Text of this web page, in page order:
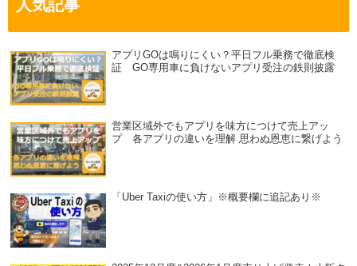
人気記事
アプリGOは鳴りにくい？平日フル乗務で徹底検
証 GO専用車に負けないアプリ受注の鉄則披露
営業区域外でもアプリを味方につけて売上アッ
プ 各アプリの違いを理解 思わぬ恩恵に繋げよう
「Uber Taxiの使い方」※概要欄に追記あり※